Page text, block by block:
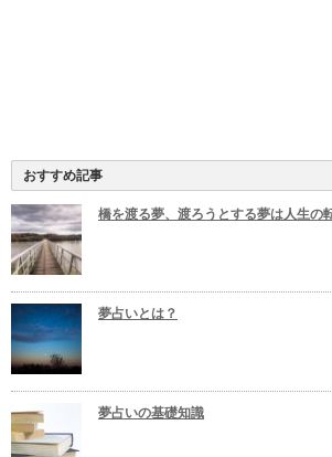
おすすめ記事
橋を渡る夢、渡ろうとする夢は人生の
夢占いとは？
夢占いの基礎知識